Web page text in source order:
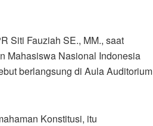
Siti Fauziah SE., MM., saat
Mahasiswa Nasional Indonesia
berlangsung di Aula Auditorium
Konstitusi, itu